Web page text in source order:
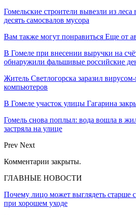
Гомельские строители вывезли из леса
десять самосвалов мусора
Вам также могут понравиться Еще от
В Гомеле при внесении выручки на
обнаружили фальшивые российские
Житель Светлогорска заразил
компьютеров
В Гомеле участок улицы Гагарина
Гомель снова поплыл: вода вошла в
застряла на улице
Prev Next
Комментарии закрыты.
ГЛАВНЫЕ НОВОСТИ
Почему лицо может выглядеть старше
при хорошем уходе